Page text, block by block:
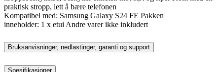
praktisk stropp, lett å bære telefonen
Kompatibel med: Samsung Galaxy S24 FE Pakken
inneholder: 1 x etui Andre varer ikke inkludert
Bruksanvisninger, nedlastinger, garanti og support
Spesifikasjoner